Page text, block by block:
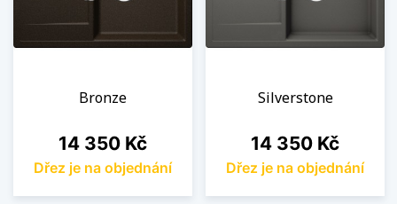
Bronze
Cena
14 350 Kč
Dřez je na objednání
Silverstone
Cena
14 350 Kč
Dřez je na objednání